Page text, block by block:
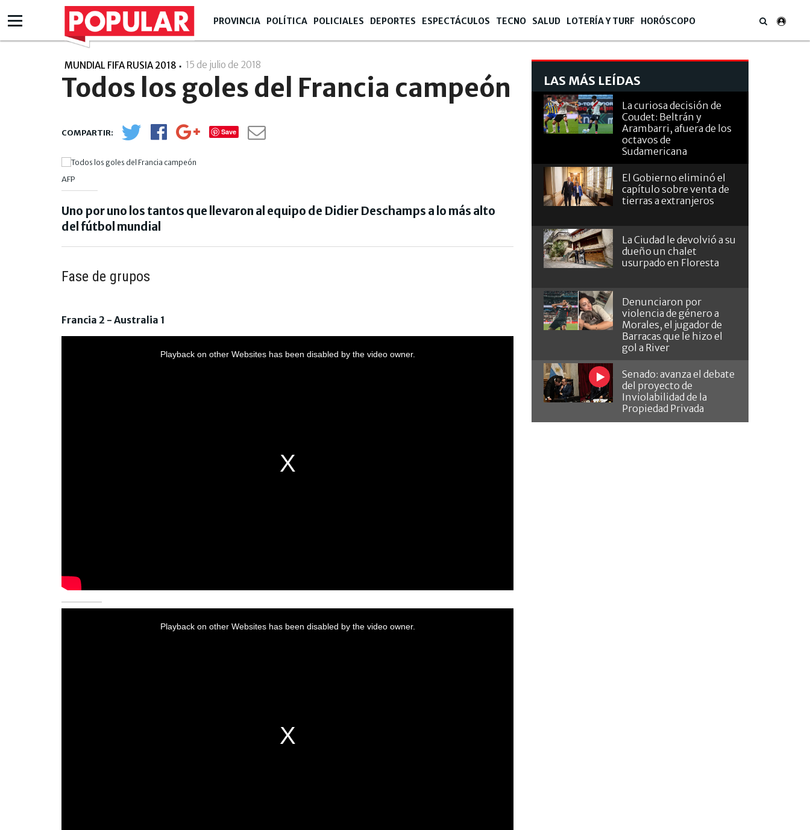
PROVINCIA POLÍTICA POLICIALES DEPORTES ESPECTÁCULOS TECNO SALUD LOTERÍA Y TURF HORÓSCOPO
MUNDIAL FIFA RUSIA 2018 15 de julio de 2018
Todos los goles del Francia campeón
Save
AFP
Uno por uno los tantos que llevaron al equipo de Didier Deschamps a lo más alto
del fútbol mundial
Fase de grupos
Francia 2 - Australia 1
LAS MÁS LEÍDAS
La curiosa decisión de
Coudet: Beltrán y
Arambarri, afuera de los
octavos de
Sudamericana
El Gobierno eliminó el
capítulo sobre venta de
tierras a extranjeros
La Ciudad le devolvió a su
dueño un chalet
usurpado en Floresta
Denunciaron por
violencia de género a
Morales, el jugador de
Barracas que le hizo el
gol a River
Senado: avanza el debate
del proyecto de
Inviolabilidad de la
Propiedad Privada